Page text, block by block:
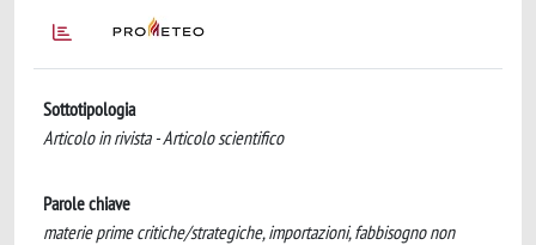
Sottotipologia
Articolo in rivista - Articolo scientifico
Parole chiave
materie prime critiche/strategiche, importazioni, fabbisogno non